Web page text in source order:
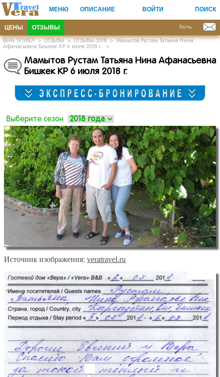
МЕНЮ ОПИСАНИЕ ВОЙТИ ПОИСК
ЦЕНЫ ОТЗЫВЫ Гость
ВЕРА ТРЭВЕЛ>ОТЗЫВЫ>ОТЗЫВЫ-2018>Мамытов Рустам Татьяна Нина
Афанасьевна Бишкек КР 6 июля 2018 г.
>
Мамытов Рустам Татьяна Нина Афанасьевна
Бишкек КР 6 июля 2018 г.
Выберите сезон
Источник изображения: veratravel.ru